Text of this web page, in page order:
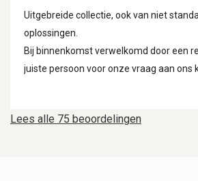
Lees alle 75 beoordelingen
Uitgebreide collectie, ook van niet
oplossingen.
Bij binnenkomst verwelkomd door een
juiste persoon voor onze vraag aan ons